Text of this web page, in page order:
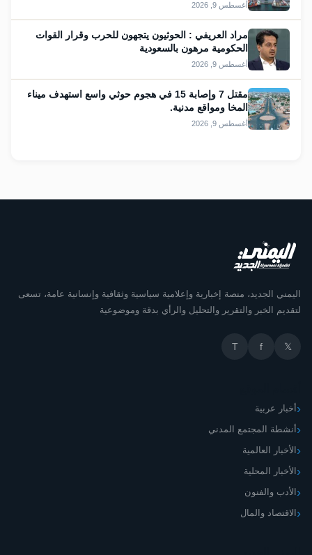
أغسطس 9, 2026
مراد العريفي : الحوثيون يتجهون للحرب وقرار القوات
الحكومية مرهون بالسعودية
أغسطس 9, 2026
مقتل 7 وإصابة 15 في هجوم حوثي واسع استهدف ميناء
المخا ومواقع مدنية.
أغسطس 9, 2026
اليمني الجديد، منصة إخبارية وإعلامية سياسية وثقافية وإنسانية عامة، تسعى
لتقديم الخبر والتقرير والتحليل والرأي بدقة وموضوعية
𝕏
f
T
أخبار عربية
أنشطة المجتمع المدني
الأخبار العالمية
الأخبار المحلية
الأدب والفنون
الاقتصاد والمال